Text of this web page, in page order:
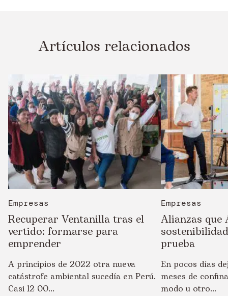
Artículos relacionados
Empresas
Recuperar Ventanilla tras el
vertido: formarse para
emprender
A principios de 2022 otra nueva
catástrofe ambiental sucedía en Perú.
Casi 12 00...
Empresas
Alianzas que
prueba
En pocos días
meses de
modo u otro...